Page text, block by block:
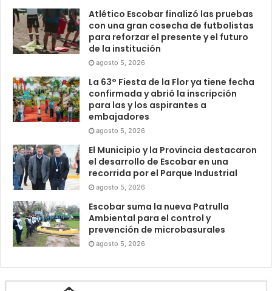
Atlético Escobar finalizó las pruebas
con una gran cosecha de futbolistas
para reforzar el presente y el futuro
de la institución
agosto 5, 2026
La 63° Fiesta de la Flor ya tiene fecha
confirmada y abrió la inscripción
para las y los aspirantes a
embajadores
agosto 5, 2026
El Municipio y la Provincia destacaron
el desarrollo de Escobar en una
recorrida por el Parque Industrial
agosto 5, 2026
Escobar suma la nueva Patrulla
Ambiental para el control y
prevención de microbasurales
agosto 5, 2026